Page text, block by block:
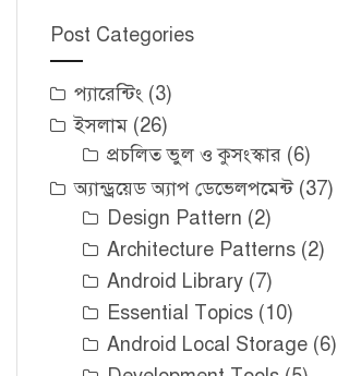
Post Categories
প্যারেন্টিং (3)
ইসলাম (26)
প্রচলিত ভুল ও কুসংস্কার (6)
অ্যান্ড্রয়েড অ্যাপ ডেভেলপমেন্ট(37)
Design Pattern (2)
Architecture Patterns (2)
Android Library (7)
Essential Topics (10)
Android Local Storage (6)